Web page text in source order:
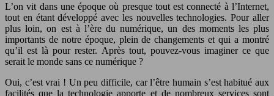
L’on vit dans une époque où presque tout est connecté à l’Internet,
tout en étant développé avec les nouvelles technologies. Pour aller
plus loin, on est à l’ère du numérique, un des moments les plus
importants de notre époque, plein de changements et qui a montré
qu’il est là pour rester. Après tout, pouvez-vous imaginer ce que
serait le monde sans ce numérique ?
Oui, c’est vrai ! Un peu difficile, car l’être humain s’est habitué aux
facilités que la technologie apporte et de nombreux services sont